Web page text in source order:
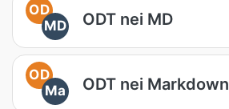
OD
MD
ODT nei MD
OD
Ma
ODT nei Markdown